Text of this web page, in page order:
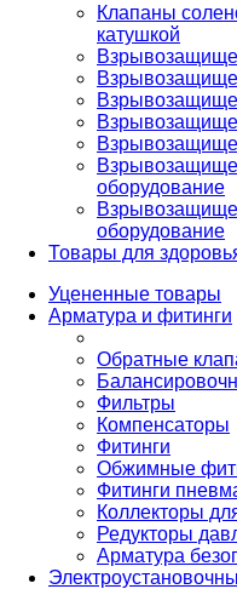
Клапаны
катушкой
оборудование
оборудование
Товары для
Уцененные товары
Арматура и фитинги
Обратные
Фильтры
Компенсаторы
Фитинги
Обжимные
Фитинги
Коллекторы
Редукторы
Арматура